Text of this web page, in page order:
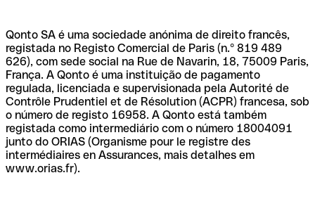
Qonto SA é uma sociedade anónima de direito francês,
registada no Registo Comercial de Paris (n.º 819 489
626), com sede social na Rue de Navarin, 18, 75009 Paris,
França. A Qonto é uma instituição de pagamento
regulada, licenciada e supervisionada pela Autorité de
Contrôle Prudentiel et de Résolution (ACPR) francesa, sob
o número de registo 16958. A Qonto está também
registada como intermediário com o número 18004091
junto do ORIAS (Organisme pour le registre des
intermédiaires en Assurances, mais detalhes em
www.orias.fr).